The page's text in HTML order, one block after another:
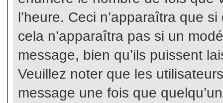
l’heure. Ceci n’apparaîtra que
cela n’apparaîtra pas si un
message, bien qu’ils puissent
Veuillez noter que les
message une fois que